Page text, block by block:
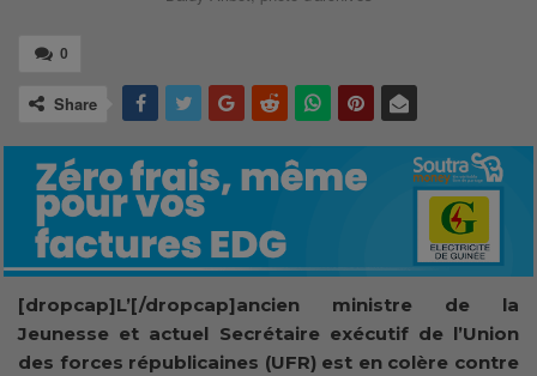
0
Share
[dropcap]L’[/dropcap]ancien ministre de la
Jeunesse et actuel Secrétaire exécutif de l’Union
des forces républicaines (UFR) est en colère contre